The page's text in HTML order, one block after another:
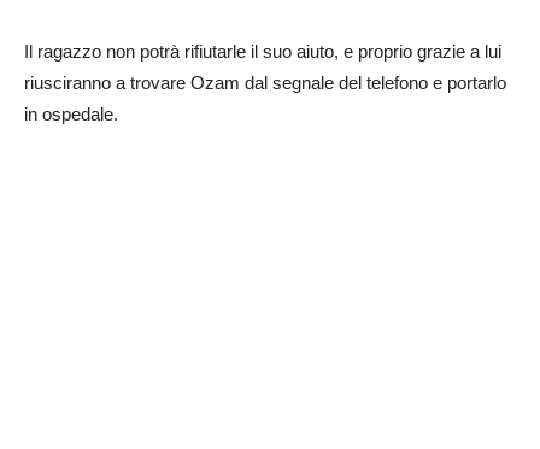
Il ragazzo non potrà rifiutarle il suo aiuto, e proprio grazie a lui
riusciranno a trovare Ozam dal segnale del telefono e portarlo
in ospedale.